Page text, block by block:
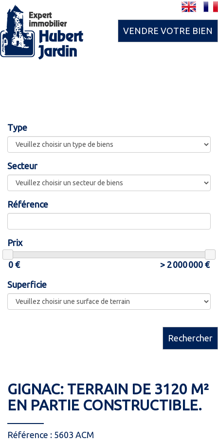
VENDRE VOTRE BIEN
Type
Secteur
Référence
Prix
Superficie
Rechercher
GIGNAC: TERRAIN DE 3120 M²
EN PARTIE CONSTRUCTIBLE.
Référence : 5603 ACM